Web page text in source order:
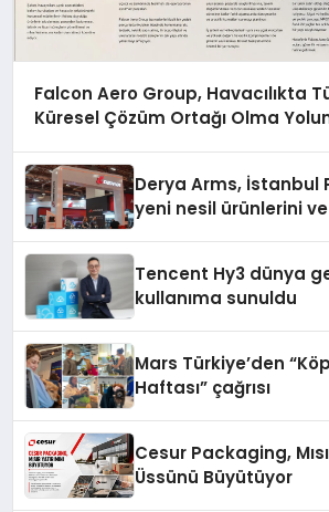
Falcon Aero Group, Havacılıkta
Küresel Çözüm Ortağı Olma
Derya Arms, İstanbul
yeni nesil ürünlerini
Tencent Hy3 dünya
kullanıma sunuldu
Mars Türkiye’den
Haftası” çağrısı
Cesur Packaging,
Üssünü Büyütüyor